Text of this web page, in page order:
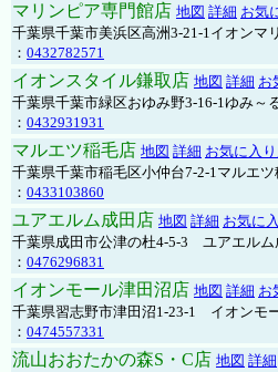
マリンピア専門館店 地図 詳細 お気
千葉県千葉市美浜区高洲3-21-1イオンマ
： 0432782571
イオンスタイル鎌取店 地図 詳細 お
千葉県千葉市緑区おゆみ野3-16-1ゆみ～
： 0432931931
マルエツ稲毛店 地図 詳細 お気に入
千葉県千葉市稲毛区小仲台7-2-1マルエ
： 0433103860
ユアエルム成田店 地図 詳細 お気に
千葉県成田市公津の杜4-5-3 ユアエルム
： 0476296831
イオンモール津田沼店 地図 詳細 お
千葉県習志野市津田沼1-23-1 イオンモ
： 0474557331
流山おおたかの森S・C店 地図 詳細